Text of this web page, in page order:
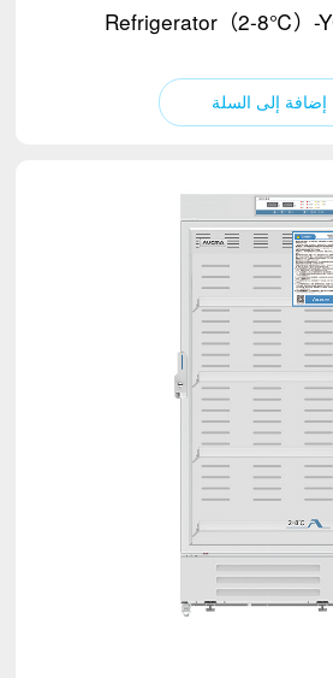
Refrigerator（2-8℃）-
إضافة إلى السلة